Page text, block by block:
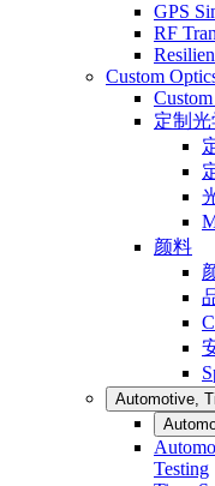
GPS
RF
Custom
定制
颜料
Automotive,
Testing